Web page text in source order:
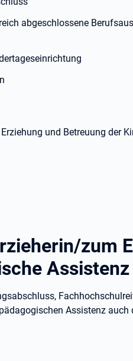
abgeschlossene
und Betreuung der
zum
Assistenz
Assistenz auch